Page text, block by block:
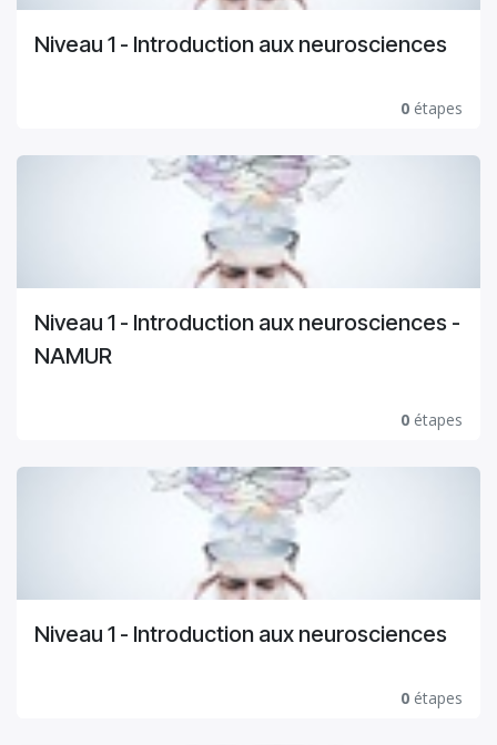
Niveau 1 - Introduction aux neurosciences
0 étapes
Niveau 1 - Introduction aux neurosciences -
NAMUR
0 étapes
Niveau 1 - Introduction aux neurosciences
0 étapes